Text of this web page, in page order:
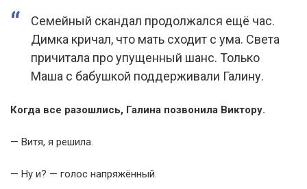
Семейный скандал продолжался ещё час.
Димка кричал, что мать сходит с ума. Света
причитала про упущенный шанс. Только
Маша с бабушкой поддерживали Галину.
Когда все разошлись, Галина позвонила Виктору.
— Витя, я решила.
— Ну и? — голос напряжённый.